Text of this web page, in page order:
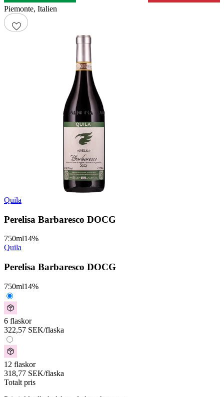
Piemonte, Italien
Quila
Perelisa Barbaresco DOCG
750ml14%
Quila
Perelisa Barbaresco DOCG
750ml14%
6 flaskor
322,57 SEK/flaska
12 flaskor
318,77 SEK/flaska
Totalt pris